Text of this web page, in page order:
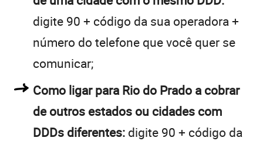
digite 90 + código da sua operadora +
número do telefone que você quer se
comunicar;
Como ligar para Rio do Prado a cobrar
de outros estados ou cidades com
DDDs diferentes: digite 90 + código da